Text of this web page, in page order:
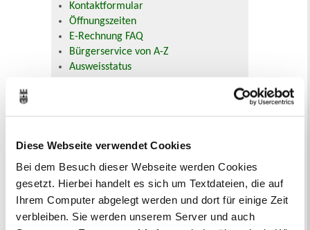
Diese Webseite verwendet Cookies
Bei dem Besuch dieser Webseite werden Cookies
gesetzt. Hierbei handelt es sich um Textdateien, die auf
Ihrem Computer abgelegt werden und dort für einige Zeit
verbleiben. Sie werden unserem Server und auch
Kontaktformular
Öffnungszeiten
E-Rechnung FAQ
Bürgerservice von A-Z
Ausweisstatus
Veranstaltungskalender
August 2026
Mo
Di Mi Do Fr Sa
So
1
2
4 7
9
11 12
17
18 19 20 21 22
23